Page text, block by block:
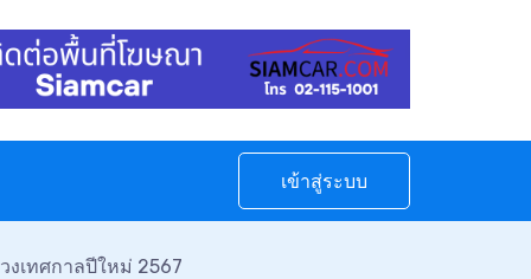
เข้าสู่ระบบ
งเทศกาลปีใหม่ 2567